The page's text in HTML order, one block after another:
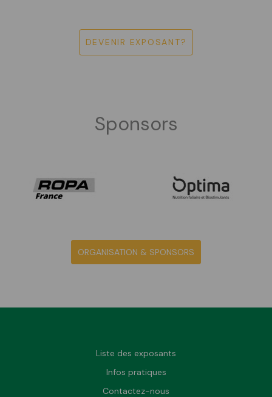
DEVENIR EXPOSANT?
Sponsors
ORGANISATION & SPONSORS
Liste des exposants
Infos pratiques
Contactez-nous